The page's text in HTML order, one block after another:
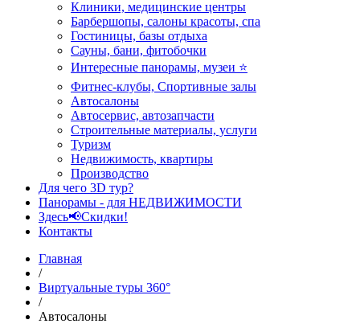
Клиники, медицинские центры
Барбершопы, салоны красоты, спа
Гостиницы, базы отдыха
Сауны, бани, фитобочки
Интересные панорамы, музеи ⭐
Фитнес-клубы, Спортивные залы
Автосалоны
Автосервис, автозапчасти
Строительные материалы, услуги
Туризм
Недвижимость, квартиры
Производство
Для чего 3D тур?
Панорамы - для НЕДВИЖИМОСТИ
Здесь📢Скидки!
Контакты
Главная
/
Виртуальные туры 360°
/
Автосалоны